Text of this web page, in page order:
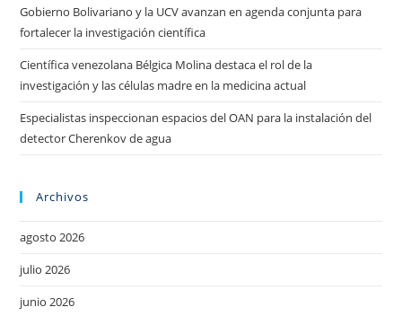
Gobierno Bolivariano y la UCV avanzan en agenda conjunta para
fortalecer la investigación científica
Científica venezolana Bélgica Molina destaca el rol de la
investigación y las células madre en la medicina actual
Especialistas inspeccionan espacios del OAN para la instalación del
detector Cherenkov de agua
Archivos
agosto 2026
julio 2026
junio 2026